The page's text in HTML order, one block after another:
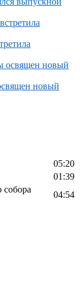
новый
05:20
01:39
собора
04:54